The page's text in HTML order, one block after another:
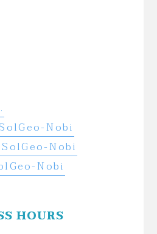
Nobi
Nobi
Nobi
HOURS